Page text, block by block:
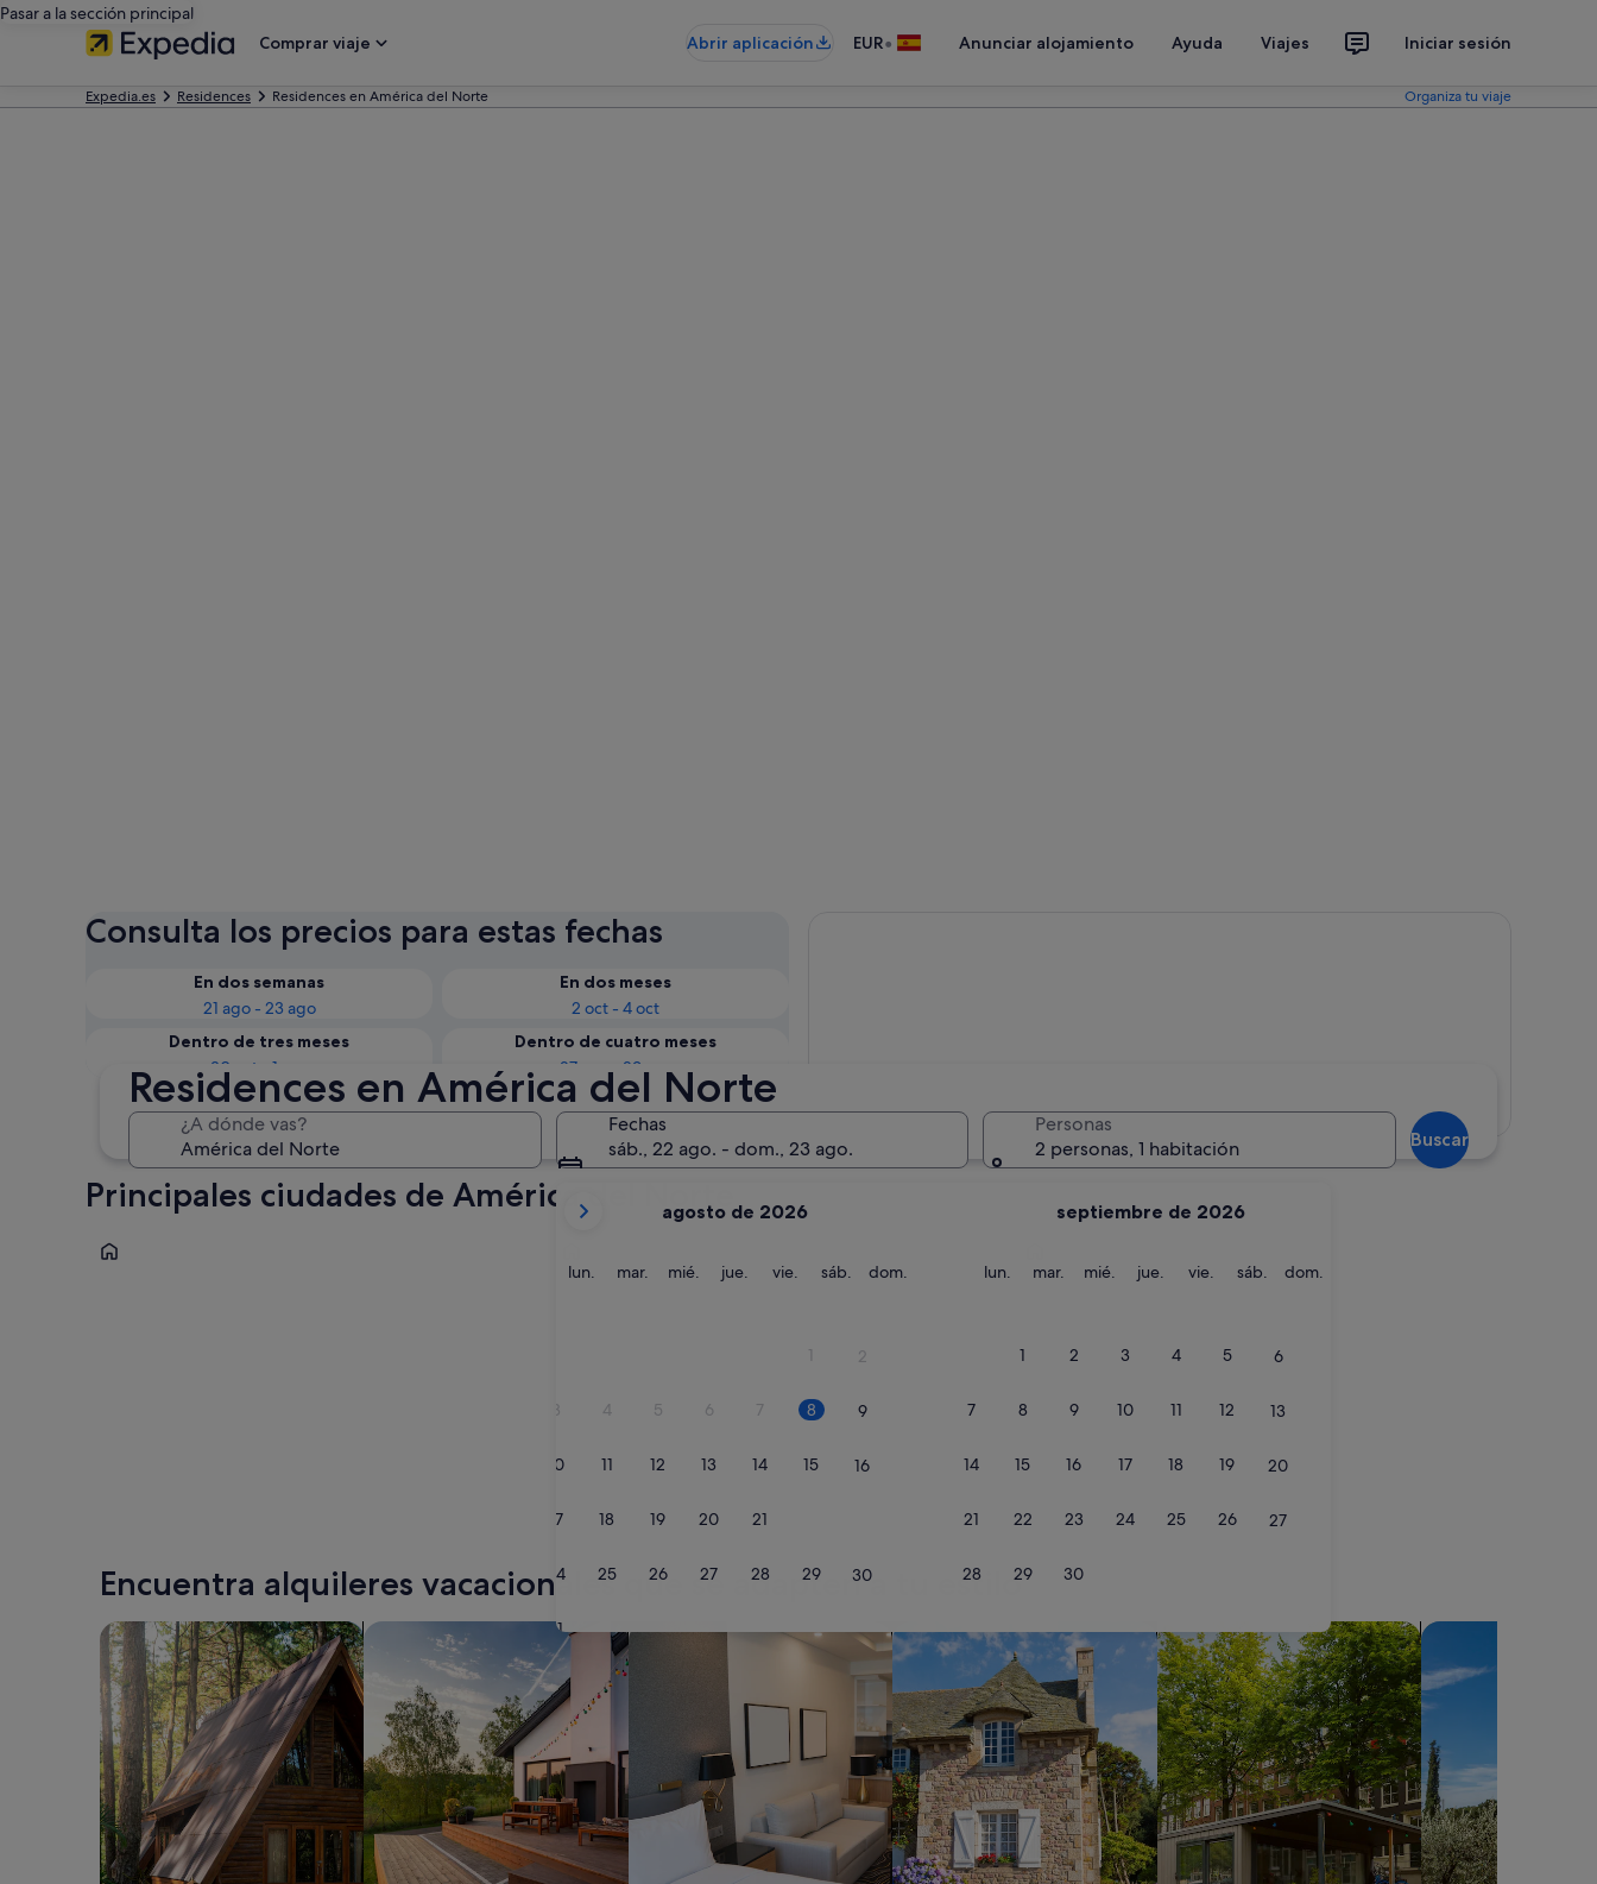
Pasar a la sección principal
Comprar viaje
Abrir aplicación EUR• Anunciar alojamiento Ayuda Viajes Iniciar sesión
Expedia.es Residences Residences en América del Norte Organiza tu viaje
Residences en América del Norte
¿A dónde vas?
Fechas
sáb., 22 ago. - dom., 23 ago.
Tus
meses
son
de
agosto de 2026
lun. lunesmar. martes
mié. miércoles
jue. jueves
vie. viernes
sáb. sábado
dom.
1 2
3 4 5 6 7 8 9
10 11 12 13 14 15 16
17 18 19 20 21
24 25 26 27 28 29 30
31
septiembre de 2026
lun. lunesmar. martes
mié. miércoles
jue. jueves
vie. viernes
sáb. sábado
dom.
1 2 3 4 5 6
7 8 9 10 11 12 13
14 15 16 17 18 19 20
21 22 23 24 25 26 27
28 29 30
Personas
2 personas, 1 habitación
Buscar
Consulta los precios para estas fechas
En dos semanas
21 ago - 23 ago
En dos meses
2 oct - 4 oct
Dentro de tres meses
30 oct - 1 nov
Dentro de cuatro meses
27 nov - 29 nov
Ver mapa
Principales ciudades de América del Norte
Orlando
Encuentra alquileres vacacionales que se adapten a tu estilo
Buscar cabañas buscar casas de vacaciones privadasBuscar apartoteles Buscar casas de campo Buscar casas barco Buscar villas